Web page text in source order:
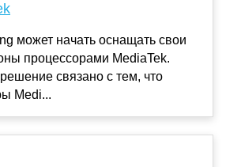
может начать оснащать свои
процессорами MediaTek.
связано с тем, что
Medi...